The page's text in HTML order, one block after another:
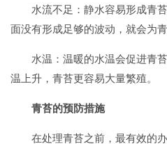
水流不足：静水容易形成青
面没有形成足够的波动，就会为
水温：温暖的水温会促进青
温上升，青苔更容易大量繁殖。
青苔的预防措施
在处理青苔之前，最有效的